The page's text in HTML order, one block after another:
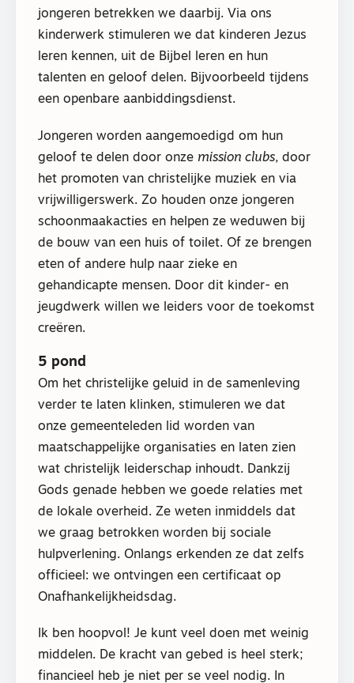
jongeren betrekken we daarbij. Via ons
kinderwerk stimuleren we dat kinderen Jezus
leren kennen, uit de Bijbel leren en hun
talenten en geloof delen. Bijvoorbeeld tijdens
een openbare aanbiddingsdienst.
Jongeren worden aangemoedigd om hun
geloof te delen door onze mission clubs, door
het promoten van christelijke muziek en via
vrijwilligerswerk. Zo houden onze jongeren
schoonmaakacties en helpen ze weduwen bij
de bouw van een huis of toilet. Of ze brengen
eten of andere hulp naar zieke en
gehandicapte mensen. Door dit kinder- en
jeugdwerk willen we leiders voor de toekomst
creëren.
5 pond
Om het christelijke geluid in de samenleving
verder te laten klinken, stimuleren we dat
onze gemeenteleden lid worden van
maatschappelijke organisaties en laten zien
wat christelijk leiderschap inhoudt. Dankzij
Gods genade hebben we goede relaties met
de lokale overheid. Ze weten inmiddels dat
we graag betrokken worden bij sociale
hulpverlening. Onlangs erkenden ze dat zelfs
officieel: we ontvingen een certificaat op
Onafhankelijkheidsdag.
Ik ben hoopvol! Je kunt veel doen met weinig
middelen. De kracht van gebed is heel sterk;
financieel heb je niet per se veel nodig. In